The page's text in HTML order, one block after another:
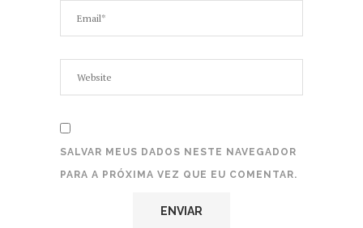
SALVAR MEUS DADOS NESTE NAVEGADOR
PARA A PRÓXIMA VEZ QUE EU COMENTAR.